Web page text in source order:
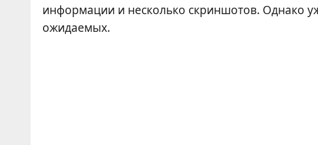
информации и несколько скриншотов. Однако
ожидаемых.